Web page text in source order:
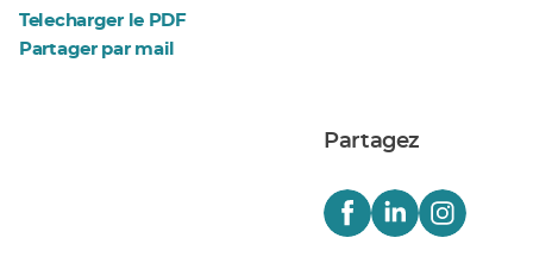
Telecharger le PDF
Partager par mail
Partagez